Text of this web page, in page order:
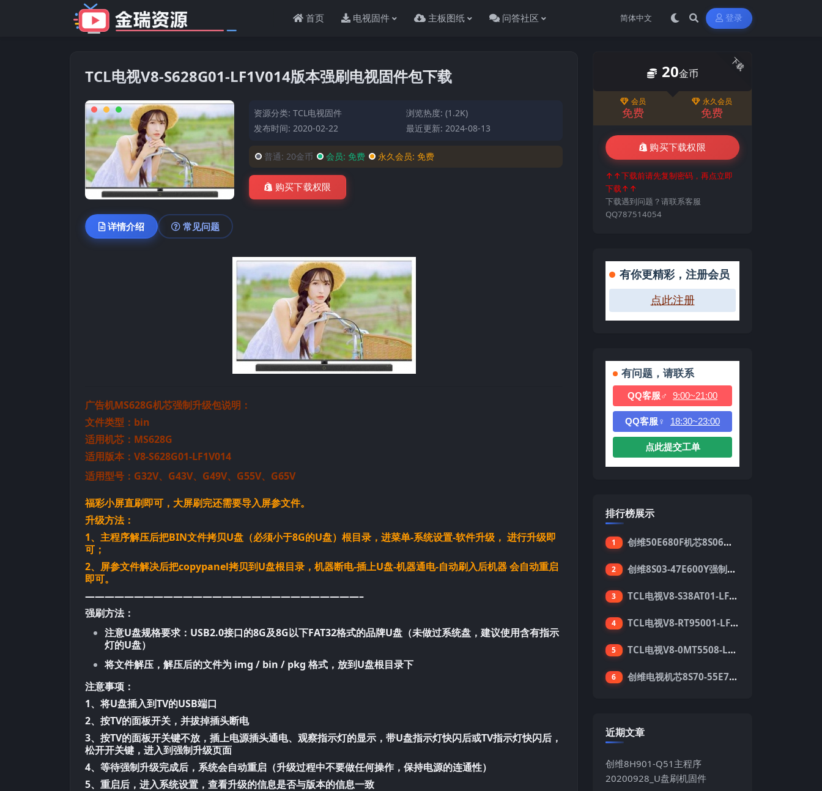
首页 电视固件 主板图纸 问答社区 登录
TCL电视V8-S628G01-LF1V014版本强刷电视固件包下载
资源分类:TCL电视固件
浏览热度: (1.2K)
发布时间: 2020-02-22
最近更新: 2024-08-13
普通: 20金币 会员: 免费 永久会员:免费
购买下载权限
详情介绍 常见问题
广告机MS628G机芯强制升级包说明：
文件类型：bin
适用机芯： MS628G
适用版本：V8-S628G01-LF1V014
适用型号：G32V、G43V、G49V、G55V、G65V
福彩小屏直刷即可，大屏刷完还需要导入屏参文件。
升级方法：
1、主程序解压后把BIN文件拷贝U盘（必须小于8G的U盘）根目录，进菜单-系统设置-软件升级， 进行升级即
可；
2、屏参文件解决后把copypanel拷贝到U盘根目录，机器断电-插上U盘-机器通电-自动刷入后机器 会自动重启
即可。
————————————————————————————–
强刷方法：
注意U盘规格要求：USB2.0接口的8G及8G以下FAT32格式的品牌U盘（未做过系统盘，建议使用含有指示
灯的U盘）
将文件解压，解压后的文件为 img / bin / pkg 格式，放到U盘根目录下
注意事项：
1、将U盘插入到TV的USB端口
2、按TV的面板开关，并拔掉插头断电
3、按TV的面板开关键不放，插上电源插头通电、观察指示灯的显示，带U盘指示灯快闪后或TV指示灯快闪后，
松开开关键，进入到强制升级页面
4、等待强制升级完成后，系统会自动重启（升级过程中不要做任何操作，保持电源的连通性）
5、重启后，进入系统设置，查看升级的信息是否与版本的信息一致
下载
20金币
会员
免费
永久会员
免费
购买下载权限
↑↑下载前请先复制密码，再点立即
下载↑↑
下载遇到问题？请联系客服
QQ787514054
有你更精彩，注册会员
点此注册
有问题，请联系
QQ客服♂ 9:00~21:00
QQ客服♀ 18:30~23:00
点此提交工单
排行榜展示
1 创维50E680F机芯8S06强制升级刷机包
2 创维8S03-47E600Y强制升级软件刷机电视固件包
3 TCL电视V8-S38AT01-LF1V123版本强刷电视固件包下载
4 TCL电视V8-RT95001-LF1V215版本强刷电视固件包下载
5 TCL电视V8-0MT5508-LF1V362版本强刷电视固件包下载
6 创维电视机芯8S70-55E710S系列酷开5.05刷机固件
近期文章
创维8H901-Q51主程序
20200928_U盘刷机固件